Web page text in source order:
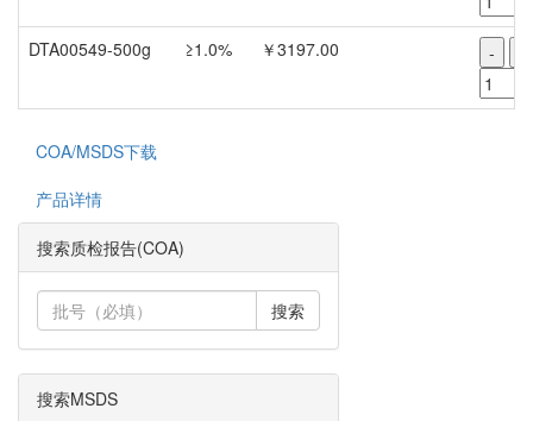
DTA00549-500g ≥1.0% ￥3197.00 -
COA/MSDS下载
产品详情
搜索质检报告(COA)
搜索
搜索MSDS